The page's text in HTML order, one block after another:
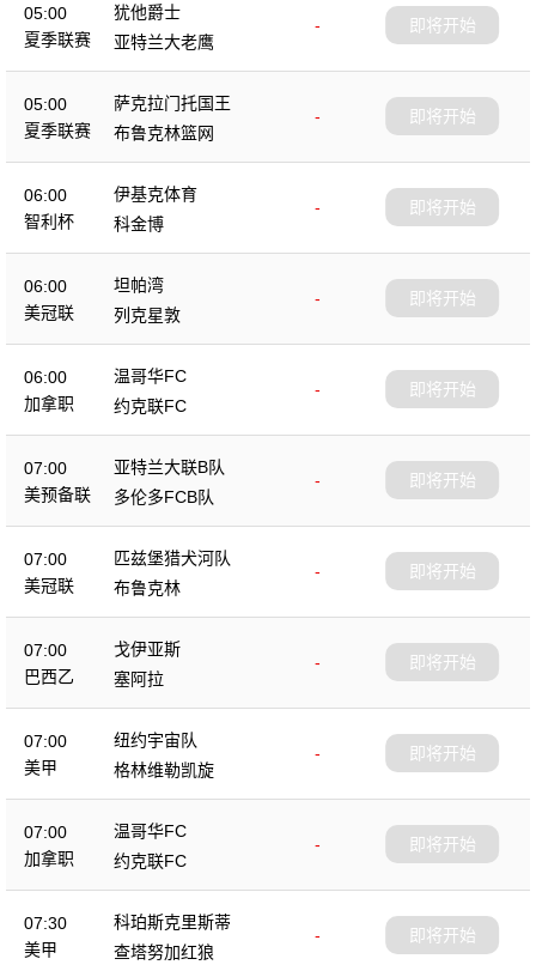
05:00
夏季联赛
犹他爵士
-
亚特兰大老鹰
即将开始
05:00
夏季联赛
萨克拉门托国王
-
布鲁克林篮网
即将开始
06:00
智利杯
伊基克体育
-
科金博
即将开始
06:00
美冠联
坦帕湾
-
列克星敦
即将开始
06:00
加拿职
温哥华FC
-
约克联FC
即将开始
07:00
美预备联
亚特兰大联B队
-
多伦多FCB队
即将开始
07:00
美冠联
匹兹堡猎犬河队
-
布鲁克林
即将开始
07:00
巴西乙
戈伊亚斯
-
塞阿拉
即将开始
07:00
美甲
纽约宇宙队
-
格林维勒凯旋
即将开始
07:00
加拿职
温哥华FC
-
约克联FC
即将开始
07:30
美甲
科珀斯克里斯蒂
-
查塔努加红狼
即将开始